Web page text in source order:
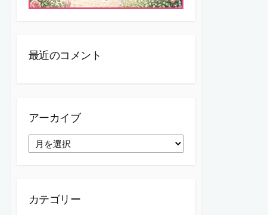
最近のコメント
アーカイブ
ー
カテゴリー